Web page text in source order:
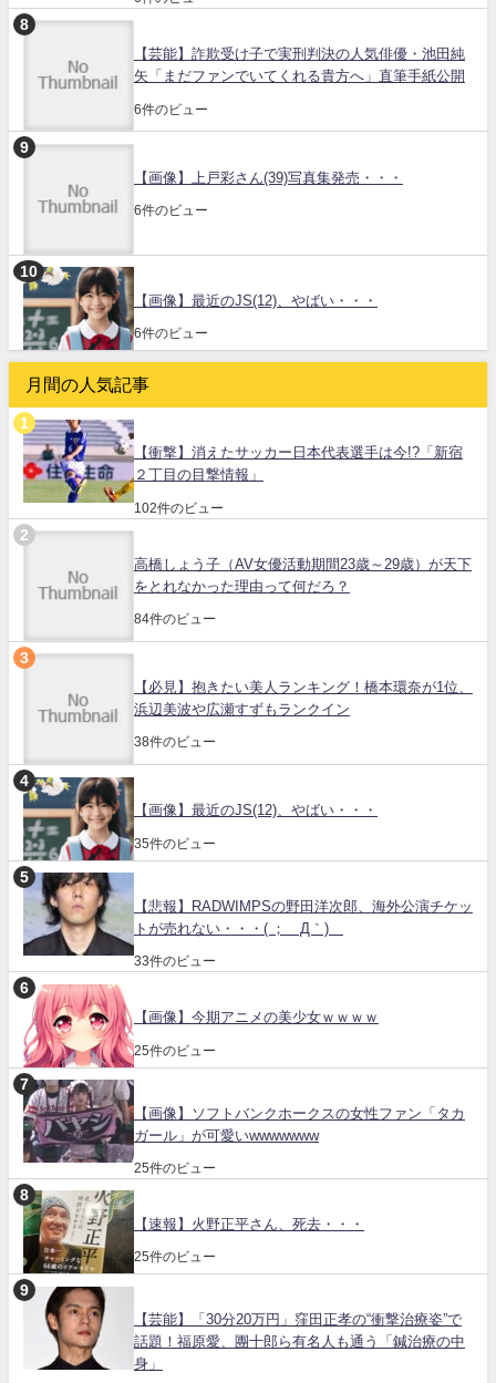
【芸能】詐欺受け子で実刑判決の人気俳優・池田純
矢「まだファンでいてくれる貴方へ」直筆手紙公開
6件のビュー
【画像】上戸彩さん(39)写真集発売・・・
6件のビュー
【画像】最近のJS(12)、やばい・・・
6件のビュー
月間の人気記事
【衝撃】消えたサッカー日本代表選手は今!?「新宿
２丁目の目撃情報」
102件のビュー
高橋しょう子（AV女優活動期間23歳～29歳）が天下
をとれなかった理由って何だろ？
84件のビュー
【必見】抱きたい美人ランキング！橋本環奈が1位、
浜辺美波や広瀬すずもランクイン
38件のビュー
【画像】最近のJS(12)、やばい・・・
35件のビュー
【悲報】RADWIMPSの野田洋次郎、海外公演チケッ
トが売れない・・・( ；´Д｀)
33件のビュー
【画像】今期アニメの美少女ｗｗｗｗ
25件のビュー
【画像】ソフトバンクホークスの女性ファン「タカ
ガール」が可愛いwwwwwww
25件のビュー
【速報】火野正平さん、死去・・・
25件のビュー
【芸能】「30分20万円」窪田正孝の“衝撃治療姿”で
話題！福原愛、團十郎ら有名人も通う「鍼治療の中
身」